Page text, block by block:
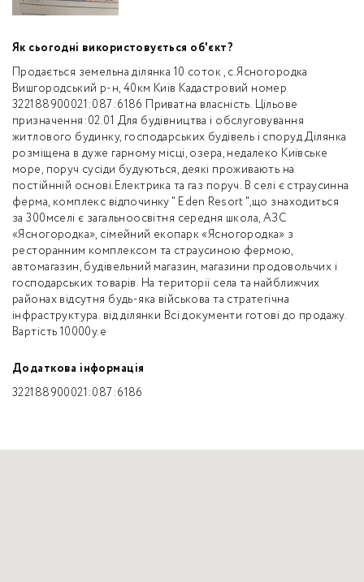
Як сьогодні використовується об'єкт?
Продається земельна ділянка 10 соток , с.Ясногородка
Вишгородський р-н, 40км Київ Кадастровий номер
322188900021:087:6186 Приватна власність. Цільове
призначення:02.01 Для будівництва і обслуговування
житлового будинку, господарських будівель і споруд Ділянка
розміщена в дуже гарному місці, озера, недалеко Київське
море, поруч сусіди будуються, деякі проживають на
постійнній основі.Електрика та газ поруч. В селі є страусинна
ферма, комплекс відпочинку " Еden Resort ",що знаходиться
за 300мселі є загальноосвітня середня школа, АЗС
«Ясногородка», сімейний екопарк «Ясногородка» з
ресторанним комплексом та страусиною фермою,
автомагазин, будівельний магазин, магазини продовольчих і
господарських товарів. На території села та найближчих
районах відсутня будь-яка військова та стратегічна
інфраструктура. від ділянки Всі документи готові до продажу.
Вартість 10000у.е
Додаткова інформація
322188900021:087:6186